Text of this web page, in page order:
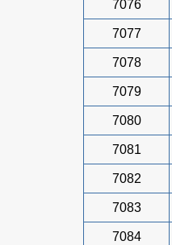
7076
7077
7078
7079
7080
7081
7082
7083
7084